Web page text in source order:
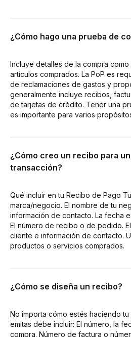
¿Cómo hago una prueba de
Incluye detalles de la compra
artículos comprados. La PoP es
de reclamaciones de gastos y
generalmente incluye recibos,
de tarjetas de crédito. Tener una
es importante para varios
¿Cómo creo un recibo para
transacción?
Qué incluir en tu Recibo de Pago
marca/negocio. El nombre de tu
información de contacto. La fecha
El número de recibo o de pedido.
cliente e información de contacto.
productos o servicios comprados.
¿Cómo se diseña un recibo?
No importa cómo estés haciendo
emitas debe incluir: El número, la
compra. Número de factura o